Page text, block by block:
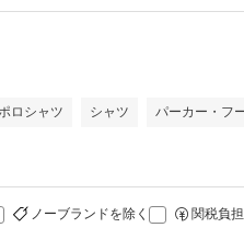
ロシャツ シャツ パーカー・フ
ノーブランドを除く
関税負